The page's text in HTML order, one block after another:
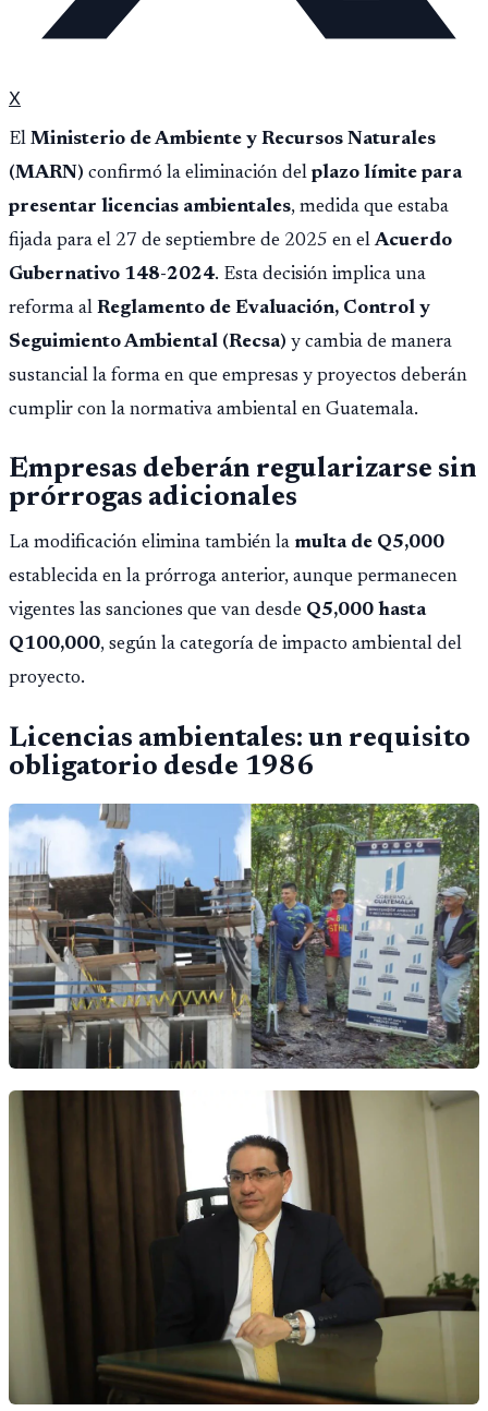
X
El Ministerio de Ambiente y Recursos Naturales
(MARN) confirmó la eliminación del plazo límite para
presentar licencias ambientales, medida que estaba
fijada para el 27 de septiembre de 2025 en elAcuerdo
Gubernativo 148-2024. Esta decisión implica una
reforma al Reglamento de Evaluación, Control y
Seguimiento Ambiental (Recsa) y cambia de manera
sustancial la forma en que empresas y proyectos deberán
cumplir con la normativa ambiental en Guatemala.
Empresas deberán regularizarse sin
prórrogas adicionales
La modificación elimina también la multa de Q5,000
establecida en la prórroga anterior, aunque permanecen
vigentes las sanciones que van desde Q5,000 hasta
Q100,000, según la categoría de impacto ambiental del
proyecto.
Licencias ambientales: un requisito
obligatorio desde 1986